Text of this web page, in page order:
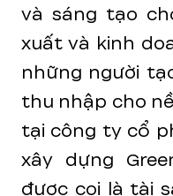
và sáng tạo
xuất và kinh
những người
thu nhập cho
tại công ty cổ
xây dựng
được coi là tài